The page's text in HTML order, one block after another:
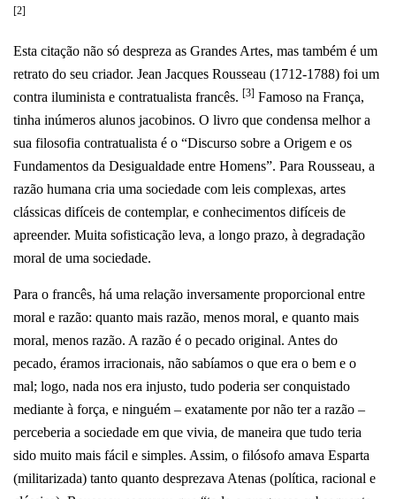
[2]
Esta citação não só despreza as Grandes Artes, mas também é um
retrato do seu criador. Jean Jacques Rousseau (1712-1788) foi um
contra iluminista e contratualista francês. [3] Famoso na França,
tinha inúmeros alunos jacobinos. O livro que condensa melhor a
sua filosofia contratualista é o “Discurso sobre a Origem e os
Fundamentos da Desigualdade entre Homens”. Para Rousseau, a
razão humana cria uma sociedade com leis complexas, artes
clássicas difíceis de contemplar, e conhecimentos difíceis de
apreender. Muita sofisticação leva, a longo prazo, à degradação
moral de uma sociedade.
Para o francês, há uma relação inversamente proporcional entre
moral e razão: quanto mais razão, menos moral, e quanto mais
moral, menos razão. A razão é o pecado original. Antes do
pecado, éramos irracionais, não sabíamos o que era o bem e o
mal; logo, nada nos era injusto, tudo poderia ser conquistado
mediante à força, e ninguém – exatamente por não ter a razão –
perceberia a sociedade em que vivia, de maneira que tudo teria
sido muito mais fácil e simples. Assim, o filósofo amava Esparta
(militarizada) tanto quanto desprezava Atenas (política, racional e